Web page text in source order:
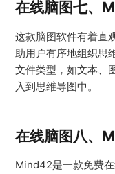
在线脑图七、
这款脑图软件有着直
助用户有序地组织思
文件类型，如文本、
入到思维导图中。
在线脑图八、
Mind42是一款免费